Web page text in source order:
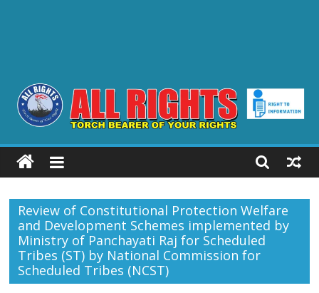
ALL
RIGHTS
Torch
Bearer
of
your
Rights
Review of Constitutional Protection Welfare
and Development Schemes implemented by
Ministry of Panchayati Raj for Scheduled
Tribes (ST) by National Commission for
Scheduled Tribes (NCST)